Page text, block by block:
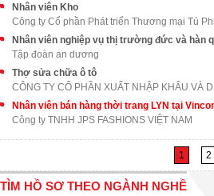
Nhân viên Kho
Công ty Cổ phần Phát triển Thương mại Tú
Nhân viên nghiệp vụ thị trường đức và hàn
Tập đoàn an dương
Thợ sửa chữa ô tô
Nhân viên bán hàng thời trang LYN tại
Công ty TNHH JPS FASHIONS VIỆT NAM
1 2
TÌM HỒ SƠ THEO NGÀNH NGHỀ